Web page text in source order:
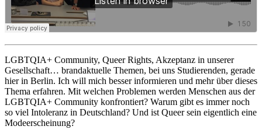
LGBTQIA+ Community, Queer Rights, Akzeptanz in unserer
Gesellschaft… brandaktuelle Themen, bei uns Studierenden, gerade
hier in Berlin. Ich will mich besser informieren und mehr über dieses
Thema erfahren. Mit welchen Problemen werden Menschen aus der
LGBTQIA+ Community konfrontiert? Warum gibt es immer noch
so viel Intoleranz in Deutschland? Und ist Queer sein eigentlich eine
Modeerscheinung?